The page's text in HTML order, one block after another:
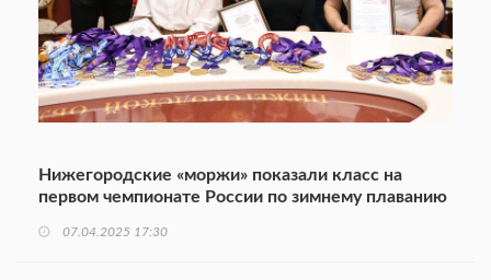
Нижегородские «моржи» показали класс на
первом чемпионате России по зимнему плаванию
07.04.2025 17:30